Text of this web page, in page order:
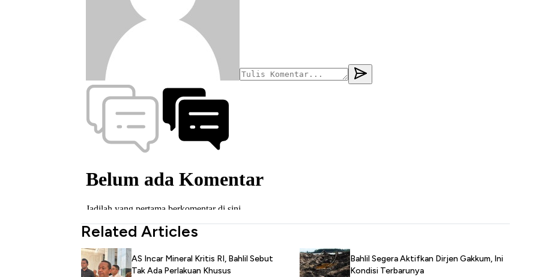
Related Articles
AS Incar Mineral Kritis RI, Bahlil Sebut
Tak Ada Perlakuan Khusus
Bahlil Segera Aktifkan Dirjen Gakkum, Ini
Kondisi Terbarunya